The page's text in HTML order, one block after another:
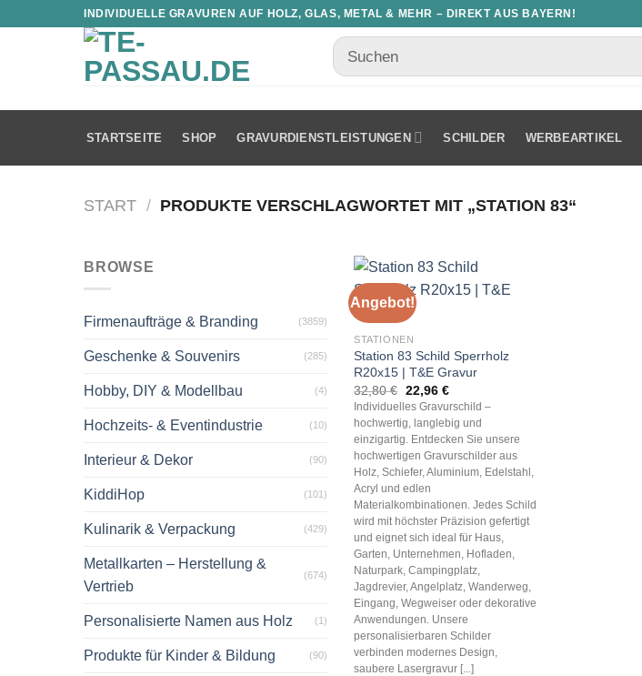
INDIVIDUELLE GRAVUREN AUF HOLZ, GLAS, METAL & MEHR – DIREKT AUS BAYERN!
STARTSEITE SHOP GRAVURDIENSTLEISTUNGEN SCHILDER WERBEARTIKEL
START / PRODUKTE VERSCHLAGWORTET MIT „STATION 83“
BROWSE
Firmenaufträge & Branding (3859)
Geschenke & Souvenirs (285)
Hobby, DIY & Modellbau (4)
Hochzeits- & Eventindustrie (10)
Interieur & Dekor (90)
KiddiHop (101)
Kulinarik & Verpackung (429)
Metallkarten – Herstellung &
Vertrieb
(674)
Personalisierte Namen aus Holz (1)
Produkte für Kinder & Bildung (90)
Angebot!
STATIONEN
Station 83 Schild Sperrholz
R20x15 | T&E Gravur
32,80€ Ursprünglicher
Preis
war:
32,80 €
22,96 €Aktueller
Preis
ist:
22,96 €.
Individuelles Gravurschild –
hochwertig, langlebig und
einzigartig. Entdecken Sie unsere
hochwertigen Gravurschilder aus
Holz, Schiefer, Aluminium, Edelstahl,
Acryl und edlen
Materialkombinationen. Jedes Schild
wird mit höchster Präzision gefertigt
und eignet sich ideal für Haus,
Garten, Unternehmen, Hofladen,
Naturpark, Campingplatz,
Jagdrevier, Angelplatz, Wanderweg,
Eingang, Wegweiser oder dekorative
Anwendungen. Unsere
personalisierbaren Schilder
verbinden modernes Design,
saubere Lasergravur [...]